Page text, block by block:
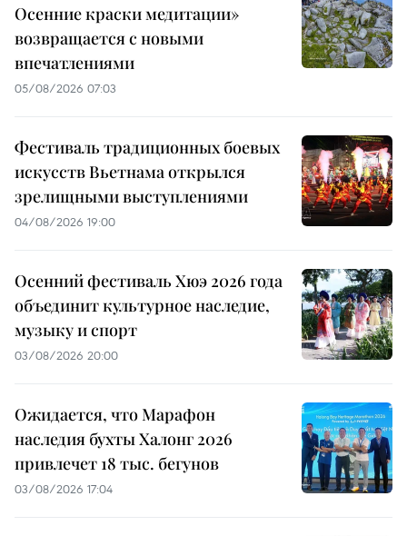
Осенние краски медитации»
возвращается с новыми
впечатлениями
05/08/2026 07:03
Фестиваль традиционных боевых
искусств Вьетнама открылся
зрелищными выступлениями
04/08/2026 19:00
Осенний фестиваль Хюэ 2026 года
объединит культурное наследие,
музыку и спорт
03/08/2026 20:00
Ожидается, что Марафон
наследия бухты Халонг 2026
привлечет 18 тыс. бегунов
03/08/2026 17:04